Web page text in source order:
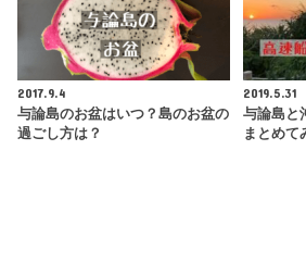
2017.9.4
与論島のお盆はいつ？島のお盆の
過ごし方は？
2019.5.31
与論島と
まとめて